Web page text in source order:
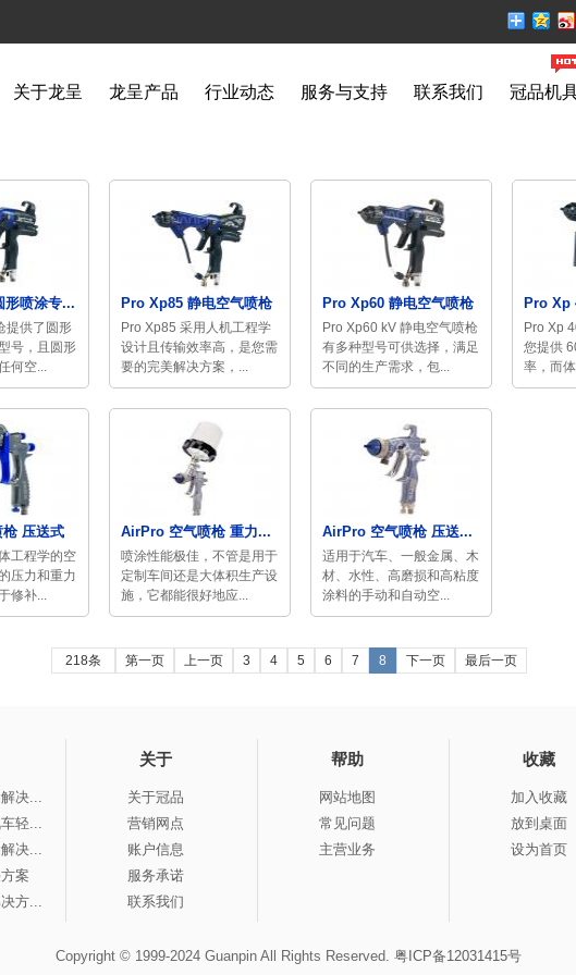
关于龙呈 龙呈产品 行业动态 服务与支持 联系我们 冠品机
形喷涂专...
提供了圆形
号，且圆形
何空...
Pro Xp85 静电空气喷枪
Pro Xp85 采用人机工程学
设计且传输效率高，是您需
要的完美解决方案，...
Pro Xp60 静电空气喷枪
Pro Xp60 kV 静电空气喷枪
有多种型号可供选择，满足
不同的生产需求，包...
Pro Xp
Pro Xp
您提供
率，而
压送式
工程学的空
压力和重力
修补...
AirPro 空气喷枪 重力...
喷涂性能极佳，不管是用于
定制车间还是大体积生产设
施，它都能很好地应...
AirPro 空气喷枪 压送...
适用于汽车、一般金属、木
材、水性、高磨损和高粘度
涂料的手动和自动空...
218条 第一页 上一页 3 4 5 6 7 8 下一页 最后一页
决...
轻...
决...
案
方...
关于
关于冠品
营销网点
账户信息
服务承诺
联系我们
帮助
网站地图
常见问题
主营业务
收藏
加入收藏
放到桌面
设为首页
Copyright © 1999-2024 Guanpin All Rights Reserved. 粤ICP备12031415号